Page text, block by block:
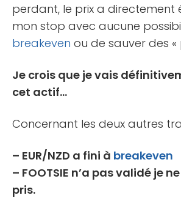
perdant, le prix a directement
mon stop avec aucune
breakeven ou de sauver des «
Je crois que je vais
cet actif…
Concernant les deux autres
– EUR/NZD a fini à breakeven
– FOOTSIE n’a pas validé je
pris.